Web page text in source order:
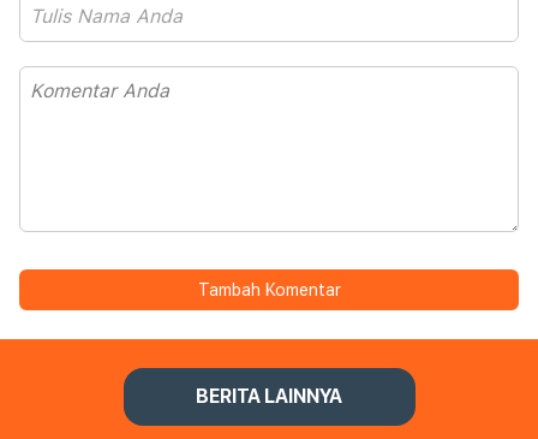
Tambah Komentar
BERITA LAINNYA